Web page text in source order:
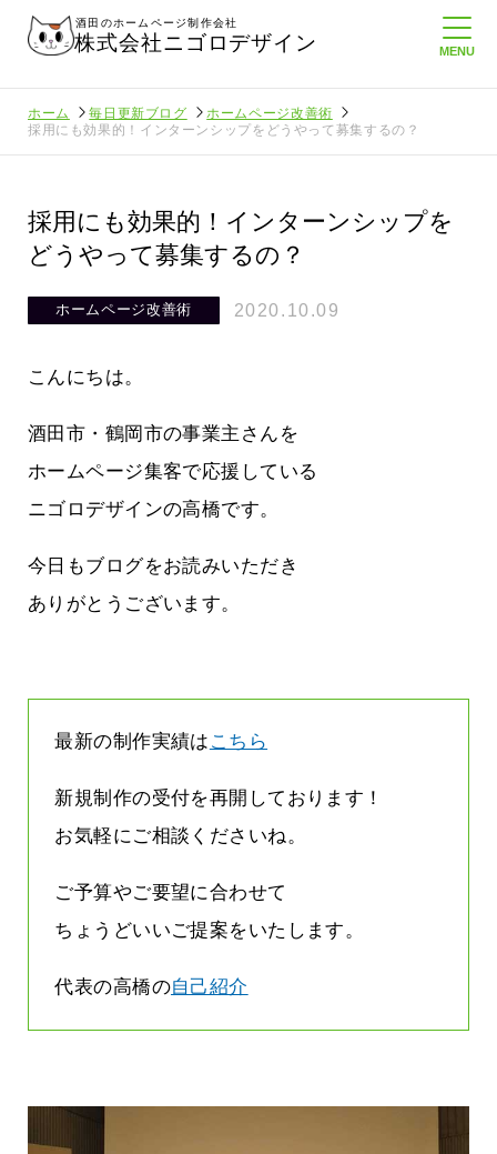
酒田のホームページ制作会社
株式会社ニゴロデザイン
ホーム 毎日更新ブログ
ホームページ改善術
採用にも効果的！インターンシップをどうやって募集するの？
採用にも効果的！インターンシップを
どうやって募集するの？
ホームページ改善術 2020.10.09
こんにちは。
酒田市・鶴岡市の事業主さんを
ホームページ集客で応援している
ニゴロデザインの高橋です。
今日もブログをお読みいただき
ありがとうございます。
最新の制作実績は こちら
新規制作の受付を再開しております！
お気軽にご相談くださいね。
ご予算やご要望に合わせて
ちょうどいいご提案をいたします。
代表の高橋の自己紹介
けない
立ちたい
メンタルに来る～！想定してたより利
益が残らない仕事になってしまって
た…